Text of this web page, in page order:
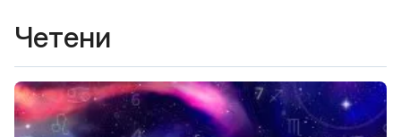
Четени